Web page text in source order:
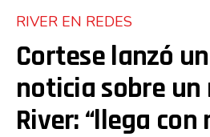
RIVER EN REDES
Cortese lanzó
noticia sobre
River: “llega con